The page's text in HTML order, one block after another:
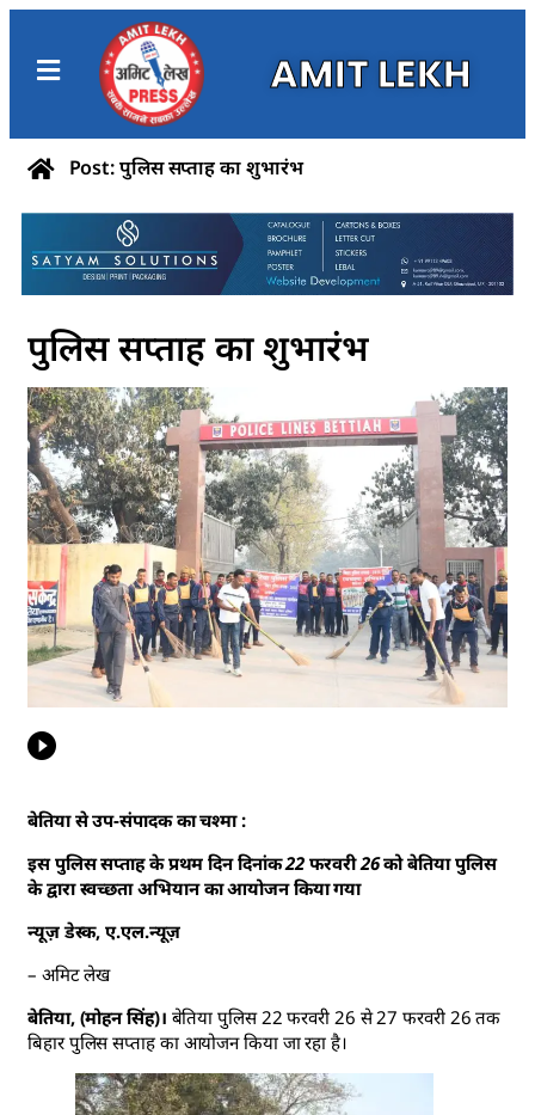
AMIT LEKH
Post: पुलिस सप्ताह का शुभारंभ
पुलिस सप्ताह का शुभारंभ
बेतिया से उप-संपादक का चश्मा :
इस पुलिस सप्ताह के प्रथम दिन दिनांक 22 फरवरी 26 को बेतिया पुलिस
के द्वारा स्वच्छता अभियान का आयोजन किया गया
न्यूज़ डेस्क, ए.एल.न्यूज़
– अमिट लेख
बेतिया, (मोहन सिंह)। बेतिया पुलिस 22 फरवरी 26 से 27 फरवरी 26 तक
बिहार पुलिस सप्ताह का आयोजन किया जा रहा है।